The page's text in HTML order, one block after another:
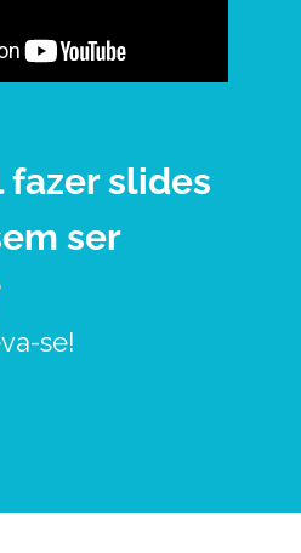
fazer slides
ser
se!